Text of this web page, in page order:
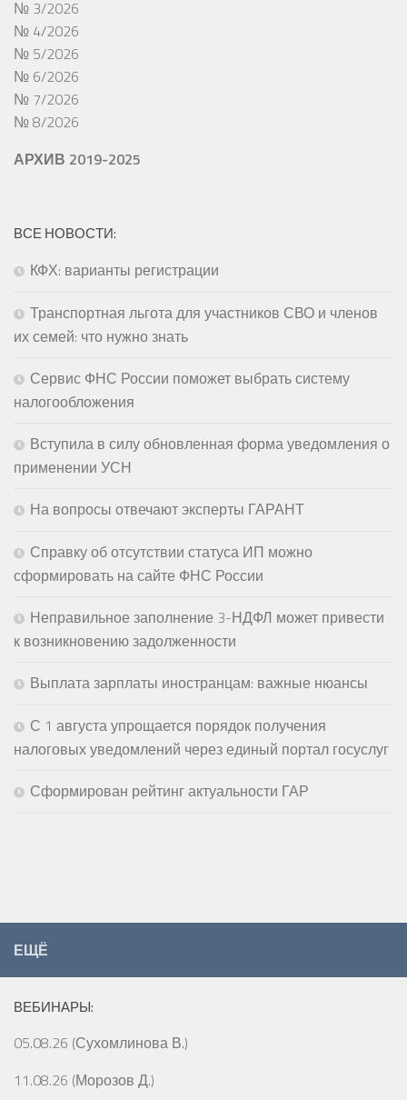
№ 3/2026
№ 4/2026
№ 5/2026
№ 6/2026
№ 7/2026
№ 8/2026
АРХИВ 2019-2025
ВСЕ НОВОСТИ:
КФХ: варианты регистрации
Транспортная льгота для участников СВО и членов
их семей: что нужно знать
Сервис ФНС России поможет выбрать систему
налогообложения
Вступила в силу обновленная форма уведомления о
применении УСН
На вопросы отвечают эксперты ГАРАНТ
Справку об отсутствии статуса ИП можно
сформировать на сайте ФНС России
Неправильное заполнение 3-НДФЛ может привести
к возникновению задолженности
Выплата зарплаты иностранцам: важные нюансы
С 1 августа упрощается порядок получения
налоговых уведомлений через единый портал госуслуг
Сформирован рейтинг актуальности ГАР
ЕЩЁ
ВЕБИНАРЫ:
05.08.26 (Сухомлинова В.)
11.08.26 (Морозов Д.)